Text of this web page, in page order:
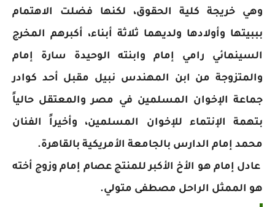
وهي خريجة كلية الحقوق، لكنها فضلت الاهتمام
بببيتها وأولادها ولديهما ثلاثة أبناء، أكبرهم المخرج
السينمائي رامي إمام وابنته الوحيدة سارة إمام
والمتزوجة من ابن المهندس نبيل مقبل أحد كوادر
جماعة الإخوان المسلمين في مصر والمعتقل حالياً
بتهمة الإنتماء للإخوان المسلمين، وأخيراً الفنان
محمد إمام الدارس بالجامعة الأمريكية بالقاهرة.
عادل إمام هو الأخ الأكبر للمنتج عصام إمام وزوج أخته
هو الممثل الراحل مصطفى متولي.